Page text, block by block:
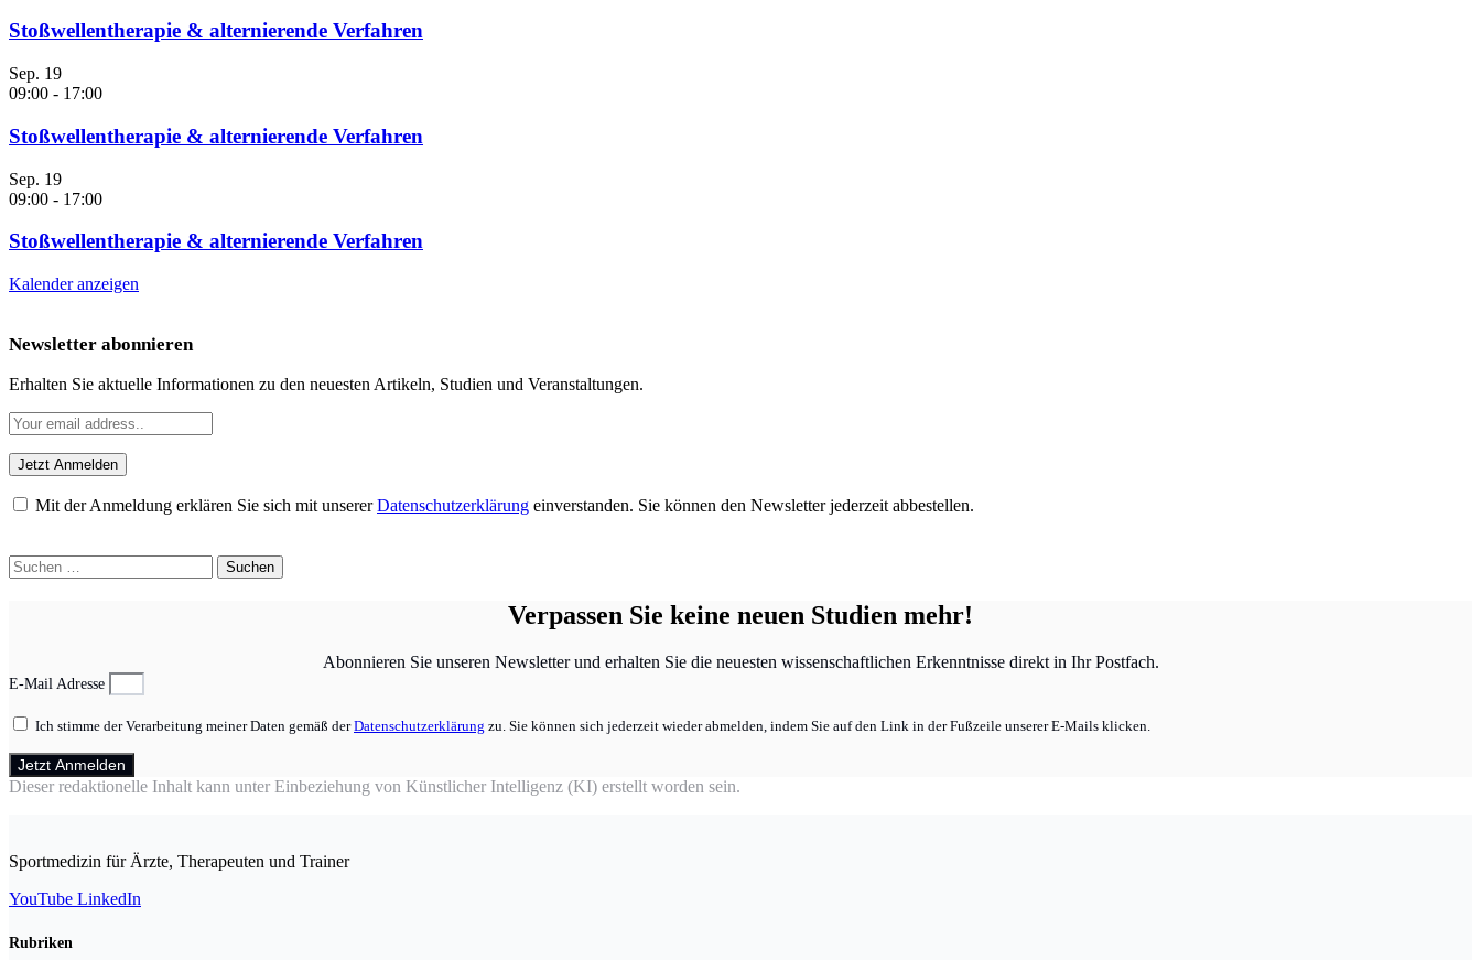
Stoßwellentherapie & alternierende Verfahren
Sep. 19
09:00 - 17:00
Stoßwellentherapie & alternierende Verfahren
Sep. 19
09:00 - 17:00
Stoßwellentherapie & alternierende Verfahren
Kalender anzeigen
Newsletter abonnieren
Erhalten Sie aktuelle Informationen zu den neuesten Artikeln, Studien und Veranstaltungen.
Mit der Anmeldung erklären Sie sich mit unsererDatenschutzerklärung einverstanden. Sie können den Newsletter jederzeit abbestellen.
Suchen
nach:
Verpassen Sie keine neuen Studien mehr!
Abonnieren Sie unseren Newsletter und erhalten Sie die neuesten wissenschaftlichen Erkenntnisse direkt in Ihr Postfach.
E-Mail Adresse
Ich stimme der Verarbeitung meiner Daten gemäß derDatenschutzerklärung zu. Sie können sich jederzeit wieder abmelden, indem Sie auf den Link in der Fußzeile unserer E-Mails klicken.
Jetzt Anmelden
Dieser redaktionelle Inhalt kann unter Einbeziehung von Künstlicher Intelligenz (KI) erstellt worden sein.
Sportmedizin für Ärzte, Therapeuten und Trainer
YouTube LinkedIn
Rubriken